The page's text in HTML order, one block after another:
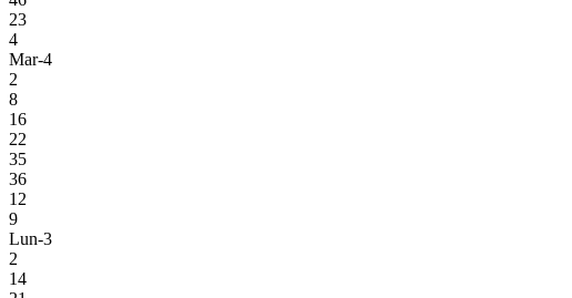
23
4
Mar-4
2
8
16
22
35
36
12
9
Lun-3
2
14